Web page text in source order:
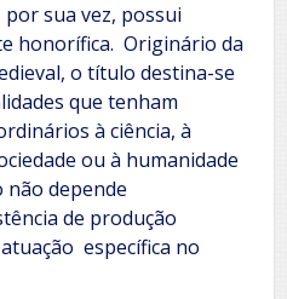
por sua vez, possui
honorífica. Originário da
o título destina-se
que tenham
à ciência, à
ou à humanidade
não depende
de produção
específica no